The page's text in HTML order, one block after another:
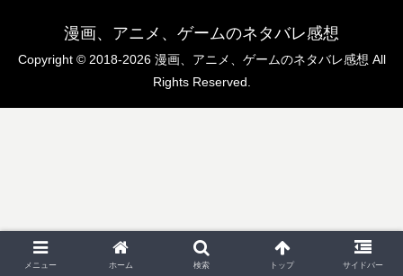
漫画、アニメ、ゲームのネタバレ感想
Copyright © 2018-2026 漫画、アニメ、ゲームのネタバレ感想 All
Rights Reserved.
メニュー ホーム 検索 トップ サイドバー